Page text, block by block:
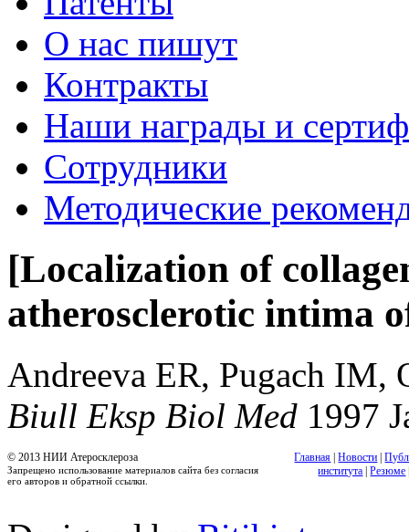
О нас пишут
Контракты
Наши награды и
Сотрудники
Методические
[Localization of
atherosclerotic intima
Andreeva ER, Pugach IM,
Biull Eksp Biol Med 1997
© 2013 НИИ Атеросклероза
Запрещено использование материалов сайта без согласия
его авторов и обратной ссылки.
Главная |Новости |
института |Резюме